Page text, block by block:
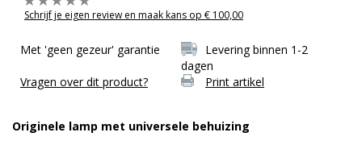
Schrijf je eigen review en maak kans op € 100,00
Met 'geen gezeur' garantie
Levering binnen 1-2
dagen
Vragen over dit product?
Print artikel
Originele lamp met universele behuizing